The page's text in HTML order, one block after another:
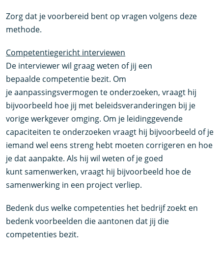
Zorg dat je voorbereid bent op vragen volgens deze
methode.
Competentiegericht interviewen
De interviewer wil graag weten of jij een
bepaalde competentie bezit. Om
je aanpassingsvermogen te onderzoeken, vraagt hij
bijvoorbeeld hoe jij met beleidsveranderingen bij je
vorige werkgever omging. Om je leidinggevende
capaciteiten te onderzoeken vraagt hij bijvoorbeeld of je
iemand wel eens streng hebt moeten corrigeren en hoe
je dat aanpakte. Als hij wil weten of je goed
kunt samenwerken, vraagt hij bijvoorbeeld hoe de
samenwerking in een project verliep.
Bedenk dus welke competenties het bedrijf zoekt en
bedenk voorbeelden die aantonen dat jij die
competenties bezit.